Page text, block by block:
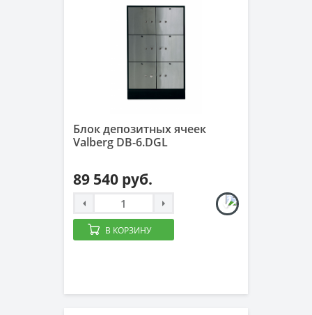
Блок депозитных ячеек
Valberg DB-6.DGL
89 540 руб.
В КОРЗИНУ